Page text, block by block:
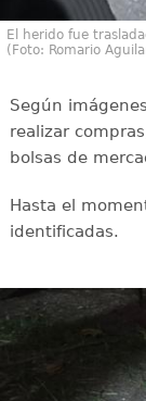
El herido fue
(Foto: Romario
Según
realizar
bolsas de
Hasta el
identificadas.